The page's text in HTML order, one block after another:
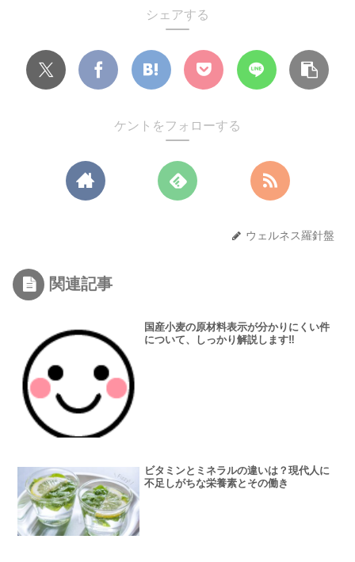
シェアする
ケントをフォローする
ウェルネス羅針盤
関連記事
国産小麦の原材料表示が分かりにくい件
について、しっかり解説します‼️
ビタミンとミネラルの違いは？現代人に
不足しがちな栄養素とその働き